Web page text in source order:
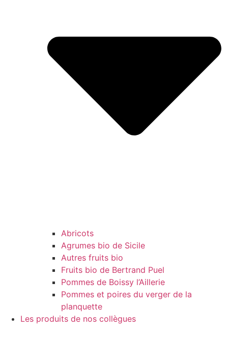
Abricots
Agrumes bio de Sicile
Autres fruits bio
Fruits bio de Bertrand Puel
Pommes de Boissy l’Aillerie
Pommes et poires du verger de la
planquette
Les produits de nos collègues